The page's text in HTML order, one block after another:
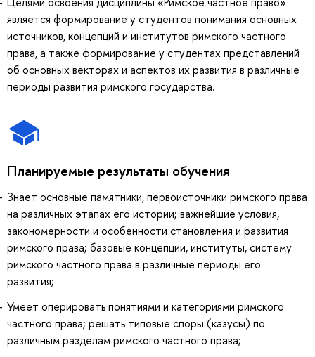
является формирование у студентов понимания основных
источников, концепций и институтов римского частного
права, а также формирование у студентах представлений
об основных векторах и аспектов их развития в различные
периоды развития римского государства.
Планируемые результаты обучения
Знает основные памятники, первоисточники римского права
на различных этапах его истории; важнейшие условия,
закономерности и особенности становления и развития
римского права; базовые концепции, институты, систему
римского частного права в различные периоды его
развития;
Умеет оперировать понятиями и категориями римского
частного права; решать типовые споры (казусы) по
различным разделам римского частного права;